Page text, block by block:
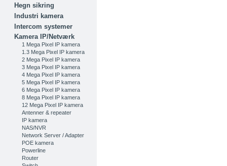
Hegn sikring
Industri kamera
Intercom systemer
Kamera IP/Netværk
1 Mega Pixel IP kamera
1.3 Mega Pixel IP kamera
2 Mega Pixel IP kamera
3 Mega Pixel IP kamera
4 Mega Pixel IP kamera
5 Mega Pixel IP kamera
6 Mega Pixel IP kamera
8 Mega Pixel IP kamera
12 Mega Pixel IP kamera
Antenner & repeater
IP kamera
NAS/NVR
Network Server / Adapter
POE kamera
Powerline
Router